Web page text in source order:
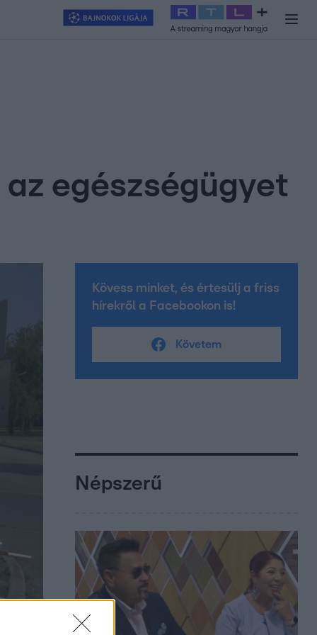
Exek csatája 2026 Celeb vagyok, ments ki innen
egészségügyet
Kövess minket, és értesülj a friss
hírekről a Facebookon is!
Követem
Népszerű